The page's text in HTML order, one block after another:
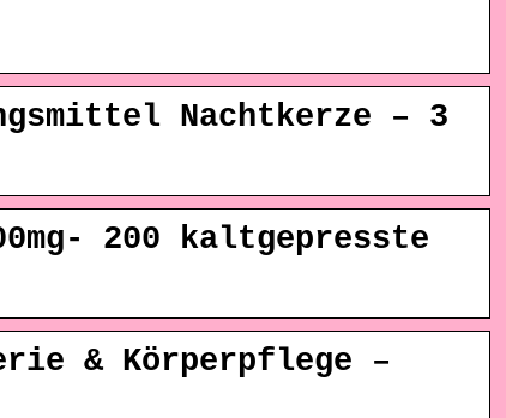
Nachtkerze – 3
200 kaltgepresste
& Körperpflege –